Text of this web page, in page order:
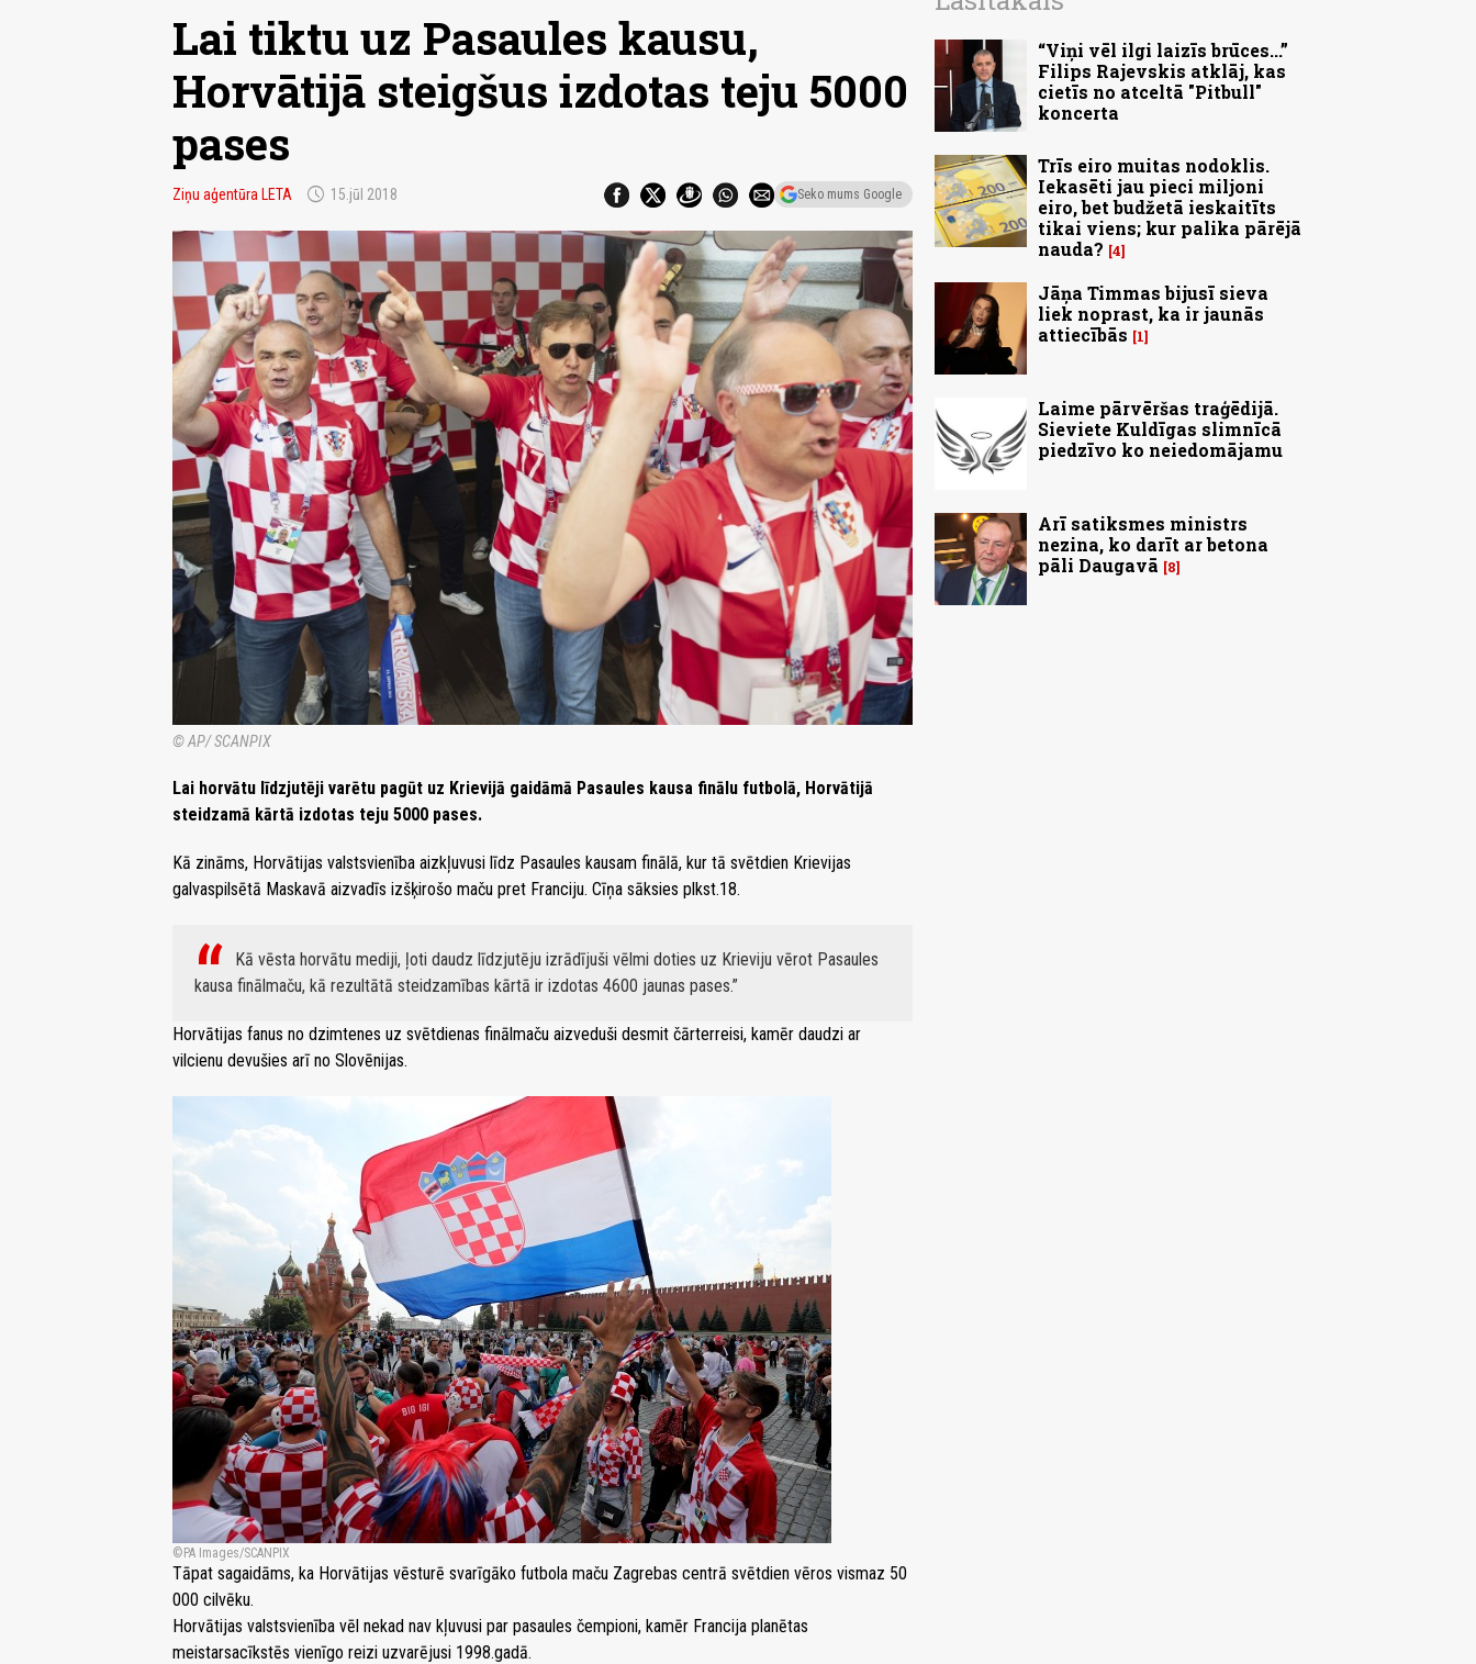
Lai tiktu uz Pasaules kausu,
Horvātijā steigšus izdotas teju 5000
pases
Ziņu aģentūra LETA schedule 15.jūl 2018 Seko mums Google
© AP/ SCANPIX
Lai horvātu līdzjutēji varētu pagūt uz Krievijā gaidāmā Pasaules kausa finālu futbolā, Horvātijā
steidzamā kārtā izdotas teju 5000 pases.
Kā zināms, Horvātijas valstsvienība aizkļuvusi līdz Pasaules kausam finālā, kur tā svētdien Krievijas
galvaspilsētā Maskavā aizvadīs izšķirošo maču pret Franciju. Cīņa sāksies plkst.18.
Kā vēsta horvātu mediji, ļoti daudz līdzjutēju izrādījuši vēlmi doties uz Krieviju vērot Pasaules
kausa finālmaču, kā rezultātā steidzamības kārtā ir izdotas 4600 jaunas pases.
Horvātijas fanus no dzimtenes uz svētdienas finālmaču aizveduši desmit čārterreisi, kamēr daudzi ar
vilcienu devušies arī no Slovēnijas.
PA Images/SCANPIX
Tāpat sagaidāms, ka Horvātijas vēsturē svarīgāko futbola maču Zagrebas centrā svētdien vēros vismaz 50
000 cilvēku.
Horvātijas valstsvienība vēl nekad nav kļuvusi par pasaules čempioni, kamēr Francija planētas
meistarsacīkstēs vienīgo reizi uzvarējusi 1998.gadā.
“Viņi vēl ilgi laizīs brūces...”
Filips Rajevskis atklāj, kas
cietīs no atceltā "Pitbull"
koncerta
Trīs eiro muitas nodoklis.
Iekasēti jau pieci miljoni
eiro, bet budžetā ieskaitīts
tikai viens; kur palika pārējā
nauda? 4
Jāņa Timmas bijusī sieva
liek noprast, ka ir jaunās
attiecībās
1
Laime pārvēršas traģēdijā.
Sieviete Kuldīgas slimnīcā
piedzīvo ko neiedomājamu
Arī satiksmes ministrs
nezina, ko darīt ar betona
pāli Daugavā
8